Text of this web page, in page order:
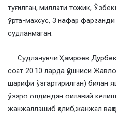
туғилган, миллати тожик,
ўрта-махсус, 3 нафар фарзанди
судланмаган.
Судланувчи Ҳамроев Дурбек
соат 20.10 ларда қўшниси
шарифи ўзгартирилган) билан
ўзаро олдиндан оилавий
жанжаллашиб қолиб,жанжал